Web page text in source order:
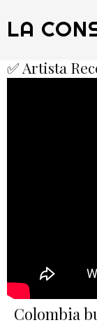
LA
✅ Artista
Colombia